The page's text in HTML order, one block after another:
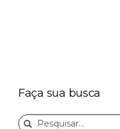
Faça sua busca
Buscar